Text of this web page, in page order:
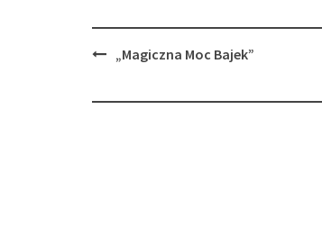
Post„Magiczna Moc Bajek”